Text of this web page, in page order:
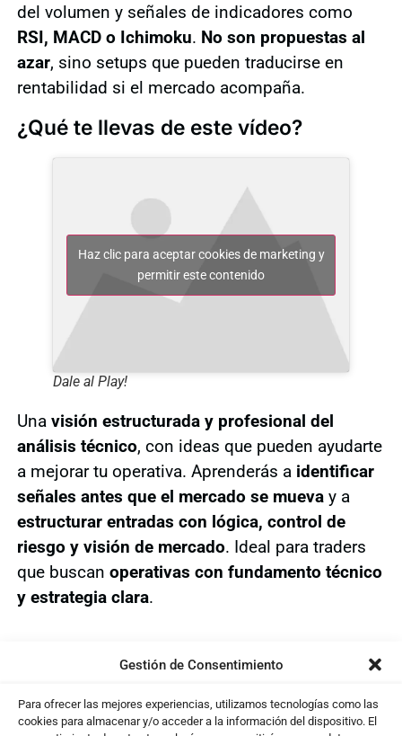
Gestión de Consentimiento
Para ofrecer las mejores experiencias, utilizamos tecnologías como las
cookies para almacenar y/o acceder a la información del dispositivo. El
del volumen y señales de indicadores como
RSI, MACD o Ichimoku. No son propuestas al
azar, sino setups que pueden traducirse en
rentabilidad si el mercado acompaña.
¿Qué te llevas de este vídeo?
Haz clic para aceptar cookies de marketing y
permitir este contenido
Dale al Play!
Una visión estructurada y profesional del
análisis técnico, con ideas que pueden ayudarte
a mejorar tu operativa. Aprenderás a identificar
señales antes que el mercado se muevay a
estructurar entradas con lógica, control de
riesgo y visión de mercado. Ideal para traders
que buscan operativas con fundamento técnico
y estrategia clara.